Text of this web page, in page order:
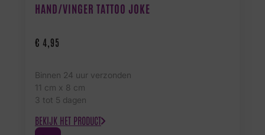
HAND/VINGER TATTOO JOKE
€ 4,95
Binnen 24 uur verzonden
11 cm x 8 cm
3 tot 5 dagen
BEKIJK HET PRODUCT